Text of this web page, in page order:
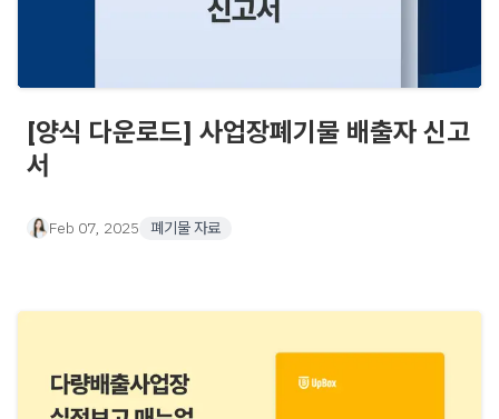
[양식 다운로드] 사업장폐기물 배출자 신고
서
Feb 07, 2025 폐기물 자료